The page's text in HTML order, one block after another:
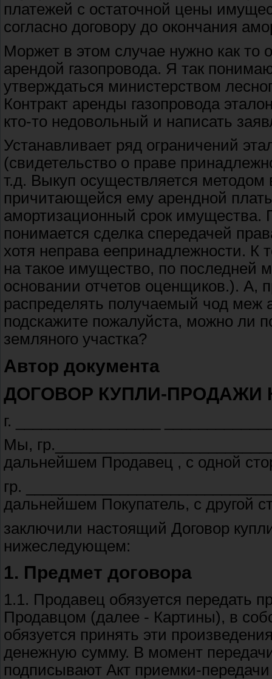
платежей с остаточной цены
согласно договору до окончания
Моржет в этом случае нужно как то
арендой газопровода. Я так
утверждаться министерством
Контракт аренды газопровода
кто-то недовольный и написать
Устанавливает ряд ограничений
(свидетельство о праве
т.д. Выкуп осуществляется
причитающейся ему арендной
амортизационный срок
понимается сделка спередачей
хотя неправа еепринадлежности. К
на такое имущество, по последней
основании отчетов оценщиков.). А,
распределять получаемый чод меж
подскажите пожалуйста, можно ли
земляного участка?
Автор документа
ДОГОВОР КУПЛИ-ПРОДАЖИ
г. _________________
Мы,
дальнейшем Продавец , с одной
гр.
дальнейшем Покупатель, с другой
заключили настоящий Договор
нижеследующем:
1. Предмет договора
1.1. Продавец обязуется передать
Продавцом (далее - Картины), в
обязуется принять эти
денежную сумму. В момент
подписывают Акт приемки-